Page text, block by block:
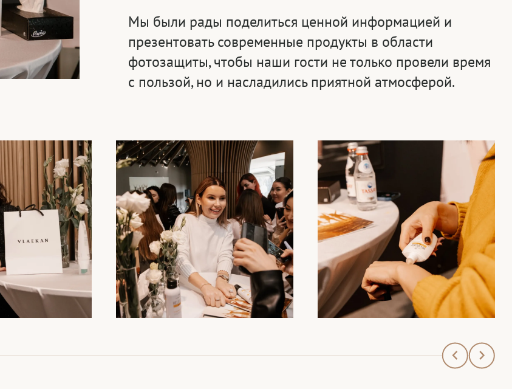
Мы были рады поделиться ценной информацией и
презентовать современные продукты в области
фотозащиты, чтобы наши гости не только провели время
с пользой, но и насладились приятной атмосферой.